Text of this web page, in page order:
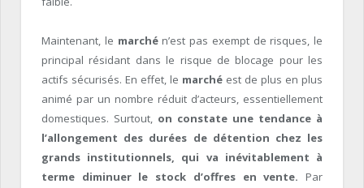
Maintenant, le marchén’est pas exempt de risques, le
principal résidant dans le risque de blocage pour les
actifs sécurisés. En effet, le marché est de plus en plus
animé par un nombre réduit d’acteurs, essentiellement
domestiques. Surtout, on constate une tendance à
l’allongement des durées de détention chez les
grands institutionnels, qui va inévitablement à
terme diminuer le stock d’offres en vente. Par